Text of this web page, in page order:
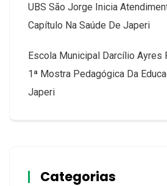
UBS São Jorge Inicia
Capítulo Na Saúde De Japeri
Escola Municipal Darcílio Ayres
1ª Mostra Pedagógica Da
Japeri
Categorias